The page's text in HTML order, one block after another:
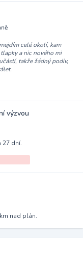
celé okolí, kam
a nic nového mi
takže žádný podiv,
výzvou
27 dní.
nad plán.